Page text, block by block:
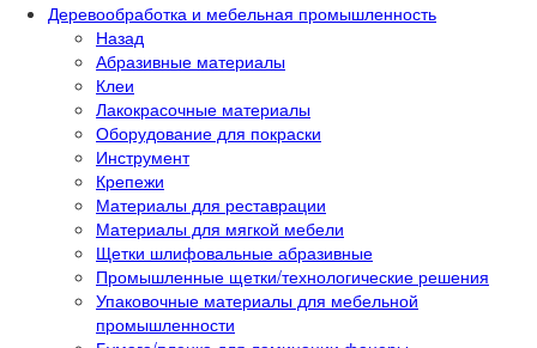
Деревообработка и мебельная промышленность
Назад
Абразивные материалы
Клеи
Лакокрасочные материалы
Оборудование для покраски
Инструмент
Крепежи
Материалы для реставрации
Материалы для мягкой мебели
Щетки шлифовальные абразивные
Промышленные щетки/технологические решения
Упаковочные материалы для мебельной
промышленности